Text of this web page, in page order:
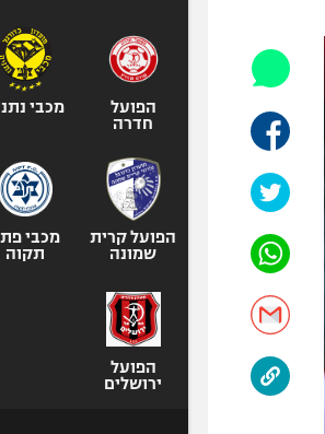
אופניים
ספורט
כדורמים
בייסבול MLB
ספורט
אומנויות
הפועל
חדרה
מכבי
הפועל קרית
שמונה
מכבי
תקוה
הפועל
ירושלים